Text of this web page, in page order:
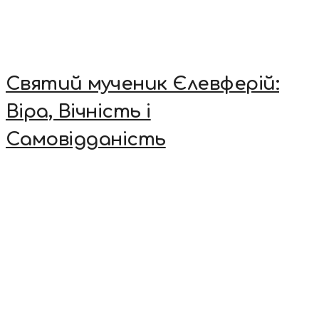
Святий мученик Єлевферій:
Віра, Вічність і
Самовідданість